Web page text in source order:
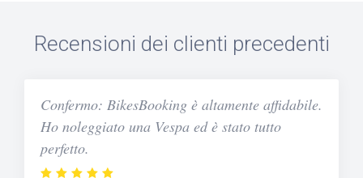
Recensioni dei clienti precedenti
Confermo: BikesBooking è altamente affidabile.
Ho noleggiato una Vespa ed è stato tutto
perfetto.